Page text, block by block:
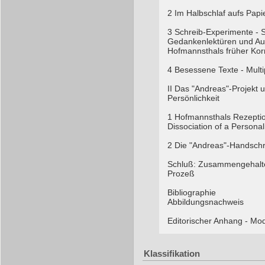
2 Im Halbschlaf aufs
3 Schreib-Experimente -
Gedankenlektüren und
Hofmannsthals früher
4 Besessene Texte -
II Das "Andreas"-Projekt
Persönlichkeit
1 Hofmannsthals
Dissociation of a
2 Die "Andreas"-
Schluß:
Prozeß
Bibliographie
Abbildungsnachweis
Editorischer Anhang -
Klassifikation